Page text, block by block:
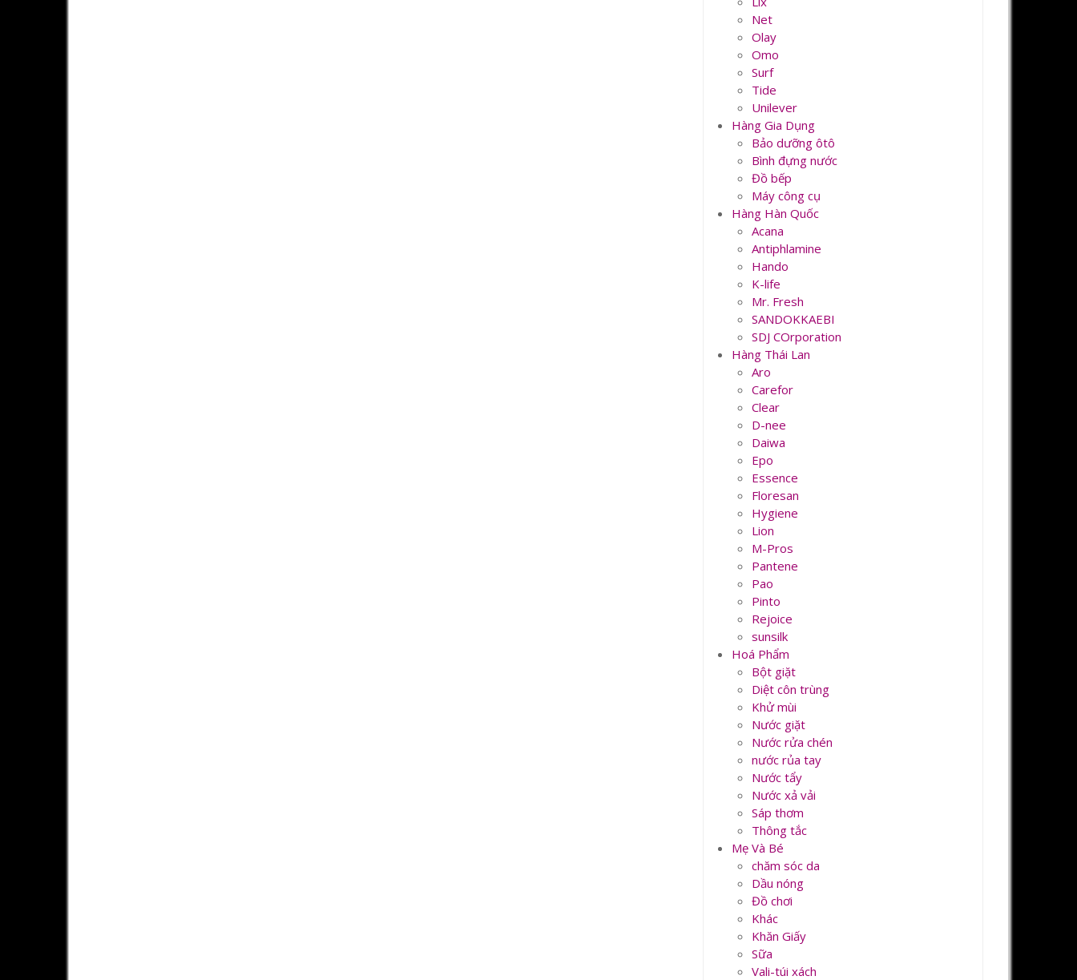
Net
Olay
Omo
Surf
Tide
Unilever
Hàng Gia Dụng
Bảo dưỡng ôtô
Bình đựng nước
Đồ bếp
Máy công cụ
Hàng Hàn Quốc
Acana
Antiphlamine
Hando
K-life
Mr. Fresh
SANDOKKAEBI
SDJ COrporation
Hàng Thái Lan
Aro
Carefor
Clear
D-nee
Daiwa
Epo
Essence
Floresan
Hygiene
Lion
M-Pros
Pantene
Pao
Pinto
Rejoice
sunsilk
Hoá Phẩm
Bột giặt
Diệt côn trùng
Khử mùi
Nước giặt
Nước rửa chén
nước rủa tay
Nước tẩy
Nước xả vải
Sáp thơm
Thông tắc
Mẹ Và Bé
chăm sóc da
Dầu nóng
Đồ chơi
Khác
Khăn Giấy
Sữa
Vali-túi xách